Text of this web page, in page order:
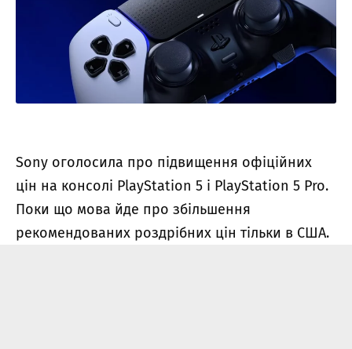
Sony оголосила про підвищення офіційних
цін на консолі PlayStation 5 і PlayStation 5 Pro.
Поки що мова йде про збільшення
рекомендованих роздрібних цін тільки в США.